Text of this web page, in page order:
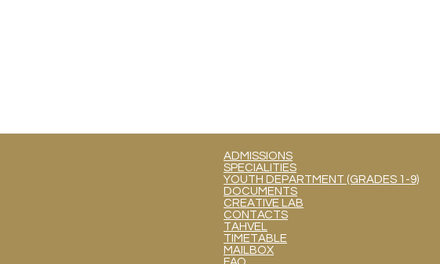
ADMISSIONS
SPECIALITIES
YOUTH DEPARTMENT (GRADES 1-9)
DOCUMENTS
CREATIVE LAB
CONTACTS
TAHVEL
TIMETABLE
MAILBOX
FAQ